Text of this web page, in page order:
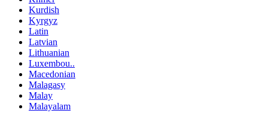
Kurdish
Kyrgyz
Latin
Latvian
Lithuanian
Luxembou..
Macedonian
Malagasy
Malay
Malayalam